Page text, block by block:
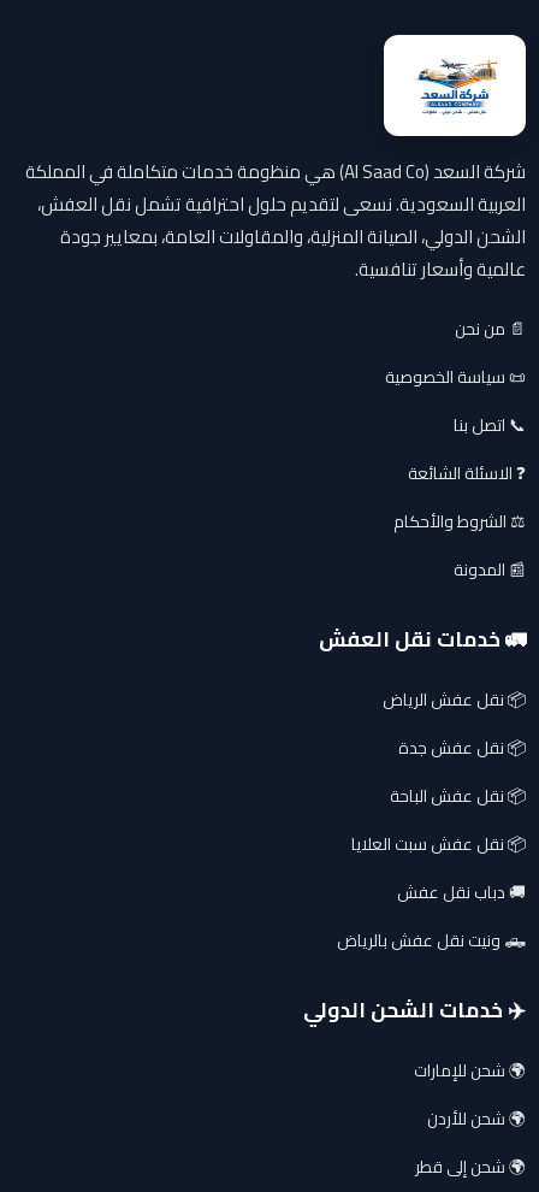
شركة السعد (Al Saad Co) هي منظومة خدمات متكاملة في المملكة
العربية السعودية. نسعى لتقديم حلول احترافية تشمل نقل العفش،
الشحن الدولي، الصيانة المنزلية، والمقاولات العامة، بمعايير جودة
عالمية وأسعار تنافسية.
📄 من نحن
📜 سياسة الخصوصية
📞 اتصل بنا
❓ الاسئلة الشائعة
⚖️ الشروط والأحكام
📰 المدونة
🚛 خدمات نقل العفش
📦 نقل عفش الرياض
📦 نقل عفش جدة
📦 نقل عفش الباحة
📦 نقل عفش سبت العلايا
🚚 دباب نقل عفش
🛻 ونيت نقل عفش بالرياض
✈️ خدمات الشحن الدولي
🌍 شحن للإمارات
🌍 شحن للأردن
🌍 شحن إلى قطر